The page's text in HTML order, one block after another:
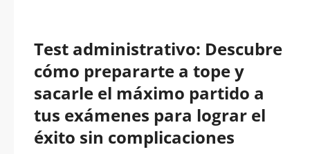
Test administrativo: Descubre
cómo prepararte a tope y
sacarle el máximo partido a
tus exámenes para lograr el
éxito sin complicaciones